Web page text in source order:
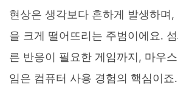
현상은 생각보다 흔하게 발생하며,
을 크게 떨어뜨리는 주범이에요.
른 반응이 필요한 게임까지, 마우
임은 컴퓨터 사용 경험의 핵심이